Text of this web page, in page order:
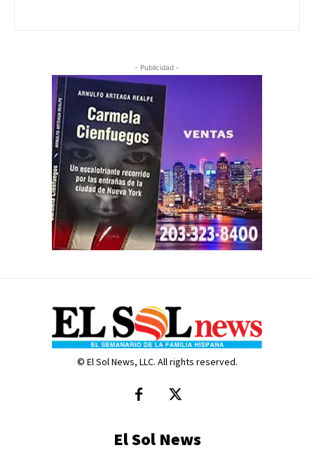
- Publicidad -
© El Sol News, LLC. All rights reserved.
El Sol News